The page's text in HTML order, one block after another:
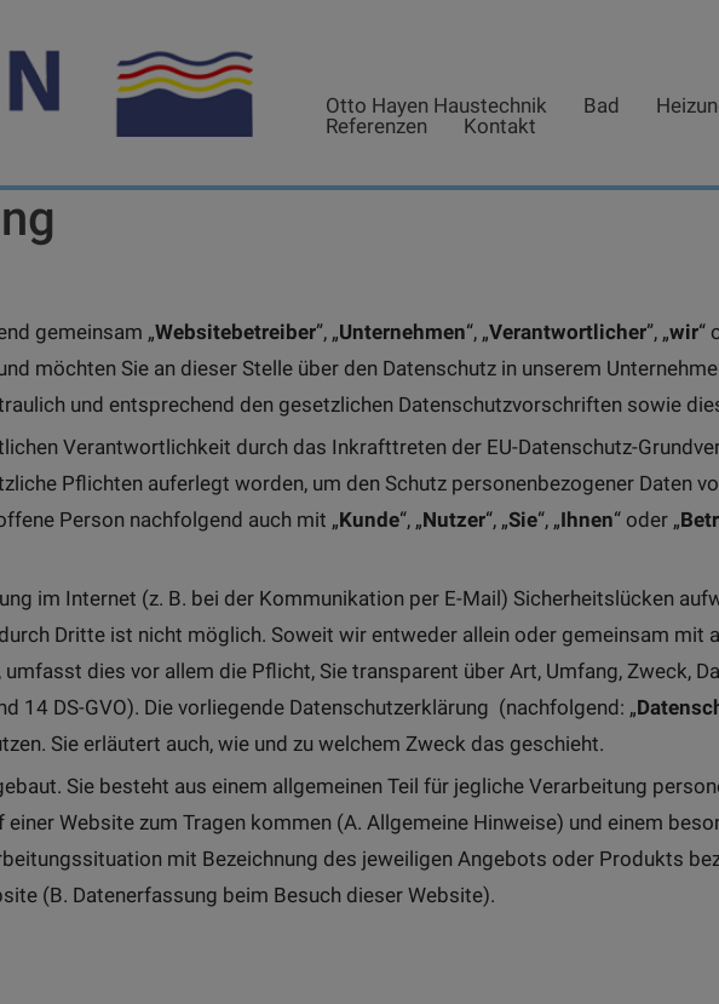
Otto Hayen Haustechnik Bad
Referenzen
Kontakt
gemeinsam „Websitebetreiber”, „Unternehmen“, „Verantwortlicher”, „wir“
möchten Sie an dieser Stelle über den Datenschutz in unserem
und entsprechend den gesetzlichen Datenschutzvorschriften sowie
Verantwortlichkeit durch das Inkrafttreten der EU-Datenschutz-
Pflichten auferlegt worden, um den Schutz personenbezogener Daten
Person nachfolgend auch mit „Kunde“, „Nutzer“, „Sie“, „Ihnen“ oder „
im Internet (z. B. bei der Kommunikation per E-Mail) Sicherheitslücken
Dritte ist nicht möglich. Soweit wir entweder allein oder gemeinsam mit
dies vor allem die Pflicht, Sie transparent über Art, Umfang, Zweck,
14 DS-GVO). Die vorliegende Datenschutzerklärung (nachfolgend: „
Sie erläutert auch, wie und zu welchem Zweck das geschieht.
Sie besteht aus einem allgemeinen Teil für jegliche Verarbeitung
Website zum Tragen kommen (A. Allgemeine Hinweise) und einem
mit Bezeichnung des jeweiligen Angebots oder Produkts
(B. Datenerfassung beim Besuch dieser Website).